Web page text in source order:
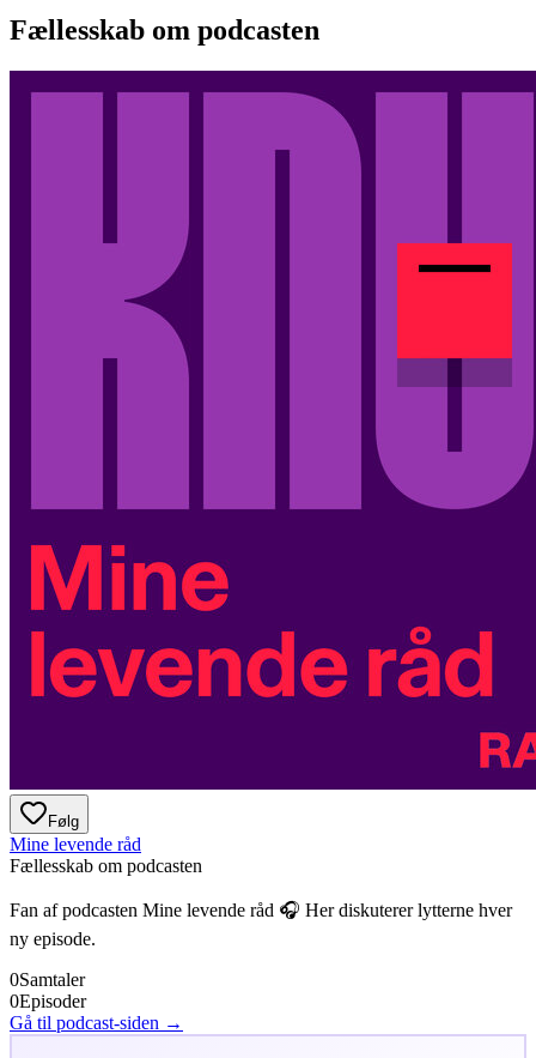
Fællesskab om podcasten
Følg
Mine levende råd
Fællesskab om podcasten
Fan af podcasten Mine levende råd 🎧 Her diskuterer lytterne hver
ny episode.
0Samtaler
0Episoder
Gå til podcast-siden →